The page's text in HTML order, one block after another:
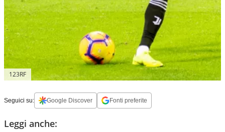
123RF
Seguici su: Google Discover Fonti preferite
Leggi anche: